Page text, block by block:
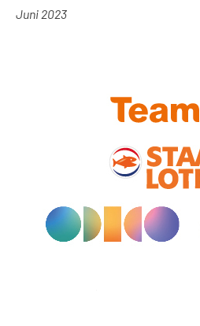
Juni 2023